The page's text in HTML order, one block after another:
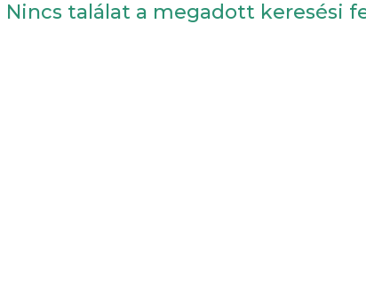
Nincs találat a megadott keresési